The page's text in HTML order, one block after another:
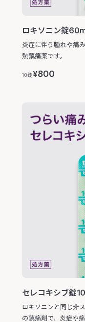
ロキソニン錠
炎症に伴う腫れや痛
熱鎮痛薬です。
10錠¥800
セレコキシブ錠
ロキソニンと同じ非
の鎮痛剤で、炎症や